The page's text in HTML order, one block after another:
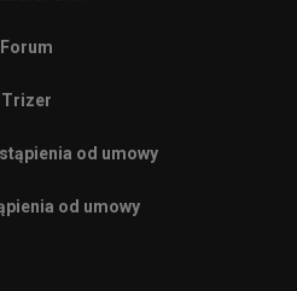
Forum
Trizer
od umowy
od umowy